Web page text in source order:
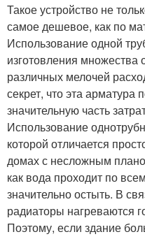
Такое устройство не
самое дешевое, как по
Использование одной
изготовления множества
различных мелочей
секрет, что эта арматура
значительную часть
Использование
которой отличается
домах с несложным
как вода проходит по
значительно остыть. В
радиаторы нагреваются
Поэтому, если здание